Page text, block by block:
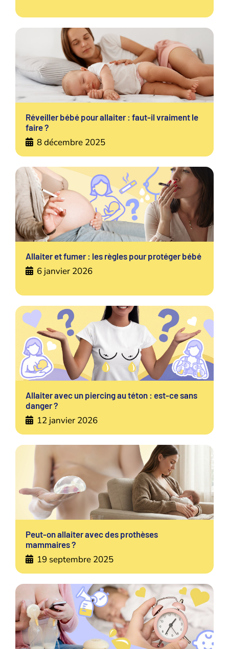
Réveiller bébé pour allaiter : faut-il vraiment le
faire ?
8 décembre 2025
Allaiter et fumer : les règles pour protéger bébé
6 janvier 2026
Allaiter avec un piercing au téton : est-ce sans
danger ?
12 janvier 2026
Peut-on allaiter avec des prothèses
mammaires ?
19 septembre 2025